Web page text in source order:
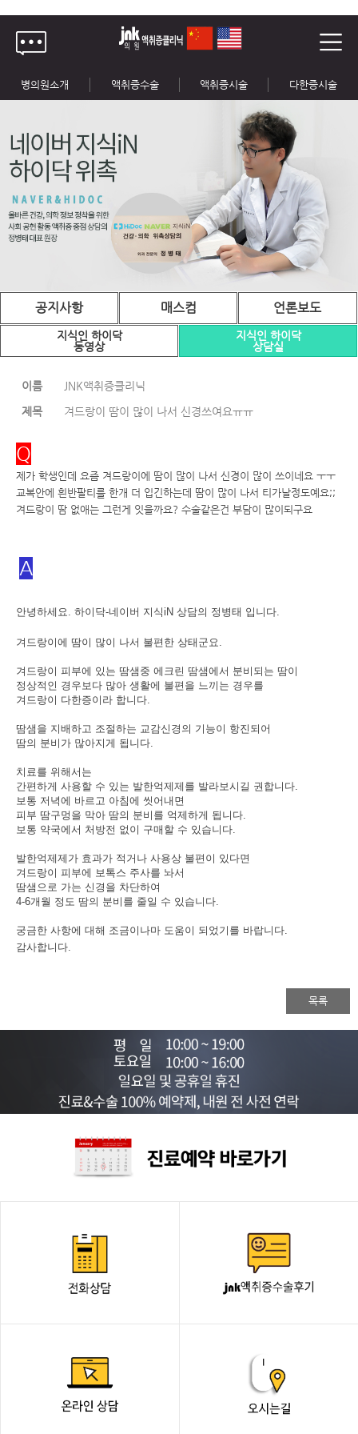
병의원소개 액취증수술 액취증시술 다한증시술
공지사항 매스컴 언론보도
지식인 하이닥
동영상
지식인 하이닥
상담실
이름
JNK액취증클리닉
제목
겨드랑이 땀이 많이 나서 신경쓰여요ㅠㅠ
Q
제가 학생인데 요즘 겨드랑이에 땀이 많이 나서 신경이 많이 쓰이네요 ㅜㅜ
교복안에 흰반팔티를 한개 더 입긴하는데 땀이 많이 나서 티가날정도예요;;
겨드랑이 땀 없애는 그런게 잇을까요? 수술같은건 부담이 많이되구요
A
안녕하세요. 하이닥-네이버 지식iN 상담의 정병태 입니다.
겨드랑이에 땀이 많이 나서 불편한 상태군요.
겨드랑이 피부에 있는 땀샘중 에크린 땀샘에서 분비되는 땀이
정상적인 경우보다 많아 생활에 불편을 느끼는 경우를
겨드랑이 다한증이라 합니다.
땀샘을 지배하고 조절하는 교감신경의 기능이 항진되어
땀의 분비가 많아지게 됩니다.
치료를 위해서는
간편하게 사용할 수 있는 발한억제제를 발라보시길 권합니다.
보통 저녁에 바르고 아침에 씻어내면
피부 땀구멍을 막아 땀의 분비를 억제하게 됩니다.
보통 약국에서 처방전 없이 구매할 수 있습니다.
발한억제제가 효과가 적거나 사용상 불편이 있다면
겨드랑이 피부에 보톡스 주사를 놔서
땀샘으로 가는 신경을 차단하여
4-6개월 정도 땀의 분비를 줄일 수 있습니다.
궁금한 사항에 대해 조금이나마 도움이 되었기를 바랍니다.
감사합니다.​
목록